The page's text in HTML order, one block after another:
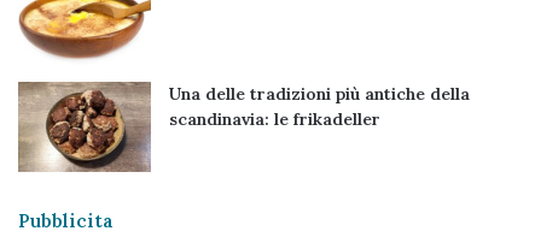
Una delle tradizioni più antiche della
scandinavia: le frikadeller
Pubblicita